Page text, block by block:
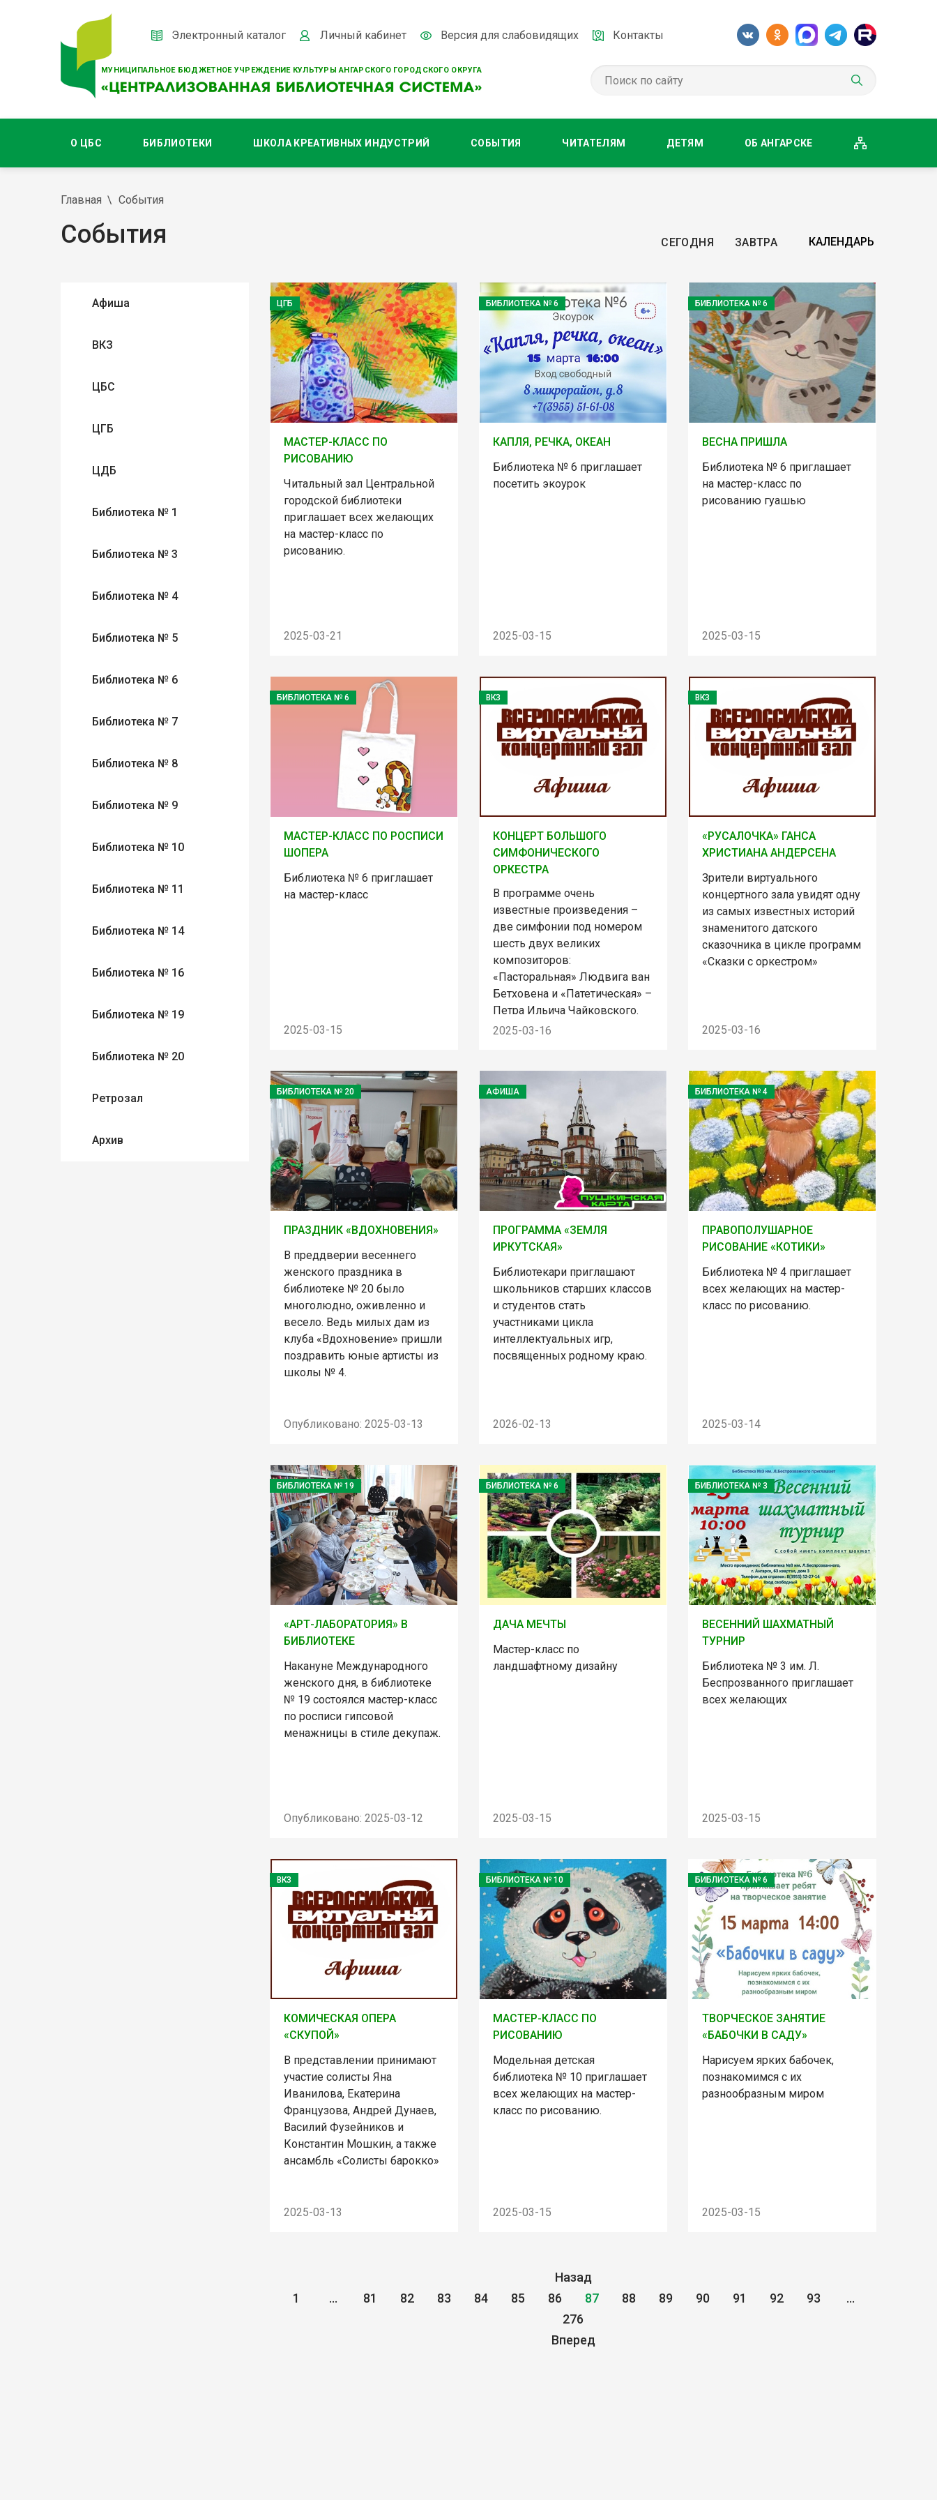
МУНИЦИПАЛЬНОЕ БЮДЖЕТНОЕ УЧРЕЖДЕНИЕ КУЛЬТУРЫ АНГАРСКОГО ГОРОДСКОГО ОКРУГА
Электронный каталог Личный кабинет Версия для слабовидящих Контакты
О ЦБС БИБЛИОТЕКИ ШКОЛА КРЕАТИВНЫХ ИНДУСТРИЙ СОБЫТИЯ ЧИТАТЕЛЯМ ДЕТЯМ ОБ АНГАРСКЕ
Главная События
События СЕГОДНЯ ЗАВТРА
Афиша
ВКЗ
ЦБС
ЦГБ
ЦДБ
Библиотека № 1
Библиотека № 3
Библиотека № 4
Библиотека № 5
Библиотека № 6
Библиотека № 7
Библиотека № 8
Библиотека № 9
Библиотека № 10
Библиотека № 11
Библиотека № 14
Библиотека № 16
Библиотека № 19
Библиотека № 20
Ретрозал
Архив
ЦГБ
МАСТЕР-КЛАСС ПО
РИСОВАНИЮ
Читальный зал Центральной
городской библиотеки
приглашает всех желающих
на мастер-класс по
рисованию.
2025-03-21
БИБЛИОТЕКА № 6
КАПЛЯ, РЕЧКА, ОКЕАН
Библиотека № 6 приглашает
посетить экоурок
2025-03-15
БИБЛИОТЕКА № 6
ВЕСНА ПРИШЛА
Библиотека № 6 приглашает
на мастер-класс по
рисованию гуашью
2025-03-15
БИБЛИОТЕКА № 6
МАСТЕР-КЛАСС ПО РОСПИСИ
ШОПЕРА
Библиотека № 6 приглашает
на мастер-класс
2025-03-15
ВКЗ
КОНЦЕРТ БОЛЬШОГО
СИМФОНИЧЕСКОГО
ОРКЕСТРА
В программе очень
известные произведения –
две симфонии под номером
шесть двух великих
композиторов:
«Пасторальная» Людвига ван
Бетховена и «Патетическая» –
Петра Ильича Чайковского.
2025-03-16
ВКЗ
«РУСАЛОЧКА» ГАНСА
ХРИСТИАНА АНДЕРСЕНА
Зрители виртуального
концертного зала увидят одну
из самых известных историй
знаменитого датского
сказочника в цикле программ
«Сказки с оркестром»
2025-03-16
БИБЛИОТЕКА № 20
ПРАЗДНИК «ВДОХНОВЕНИЯ»
В преддверии весеннего
женского праздника в
библиотеке № 20 было
многолюдно, оживленно и
весело. Ведь милых дам из
клуба «Вдохновение» пришли
поздравить юные артисты из
школы № 4.
Опубликовано: 2025-03-13
АФИША
ПРОГРАММА «ЗЕМЛЯ
ИРКУТСКАЯ»
Библиотекари приглашают
школьников старших классов
и студентов стать
участниками цикла
интеллектуальных игр,
посвященных родному краю.
2026-02-13
БИБЛИОТЕКА № 4
ПРАВОПОЛУШАРНОЕ
РИСОВАНИЕ «КОТИКИ»
Библиотека № 4 приглашает
всех желающих на мастер-
класс по рисованию.
2025-03-14
БИБЛИОТЕКА № 19
«АРТ-ЛАБОРАТОРИЯ» В
БИБЛИОТЕКЕ
Накануне Международного
женского дня, в библиотеке
№ 19 состоялся мастер-класс
по росписи гипсовой
менажницы в стиле декупаж.
Опубликовано: 2025-03-12
БИБЛИОТЕКА № 6
ДАЧА МЕЧТЫ
Мастер-класс по
ландшафтному дизайну
2025-03-15
БИБЛИОТЕКА № 3
ВЕСЕННИЙ ШАХМАТНЫЙ
ТУРНИР
Библиотека № 3 им. Л.
Беспрозванного приглашает
всех желающих
2025-03-15
ВКЗ
КОМИЧЕСКАЯ ОПЕРА
«СКУПОЙ»
В представлении принимают
участие солисты Яна
Иванилова, Екатерина
Французова, Андрей Дунаев,
Василий Фузейников и
Константин Мошкин, а также
ансамбль «Солисты барокко»
2025-03-13
БИБЛИОТЕКА № 10
МАСТЕР-КЛАСС ПО
РИСОВАНИЮ
Модельная детская
библиотека № 10 приглашает
всех желающих на мастер-
класс по рисованию.
2025-03-15
БИБЛИОТЕКА № 6
ТВОРЧЕСКОЕ ЗАНЯТИЕ
«БАБОЧКИ В САДУ»
Нарисуем ярких бабочек,
познакомимся с их
разнообразным миром
2025-03-15
Назад
1
... 81 82 83 84 85 86 87 88 89 90 91 92 93
...
276
Вперед